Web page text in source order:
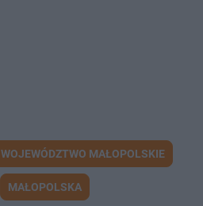
WOJEWÓDZTWO MAŁOPOLSKIE
MAŁOPOLSKA